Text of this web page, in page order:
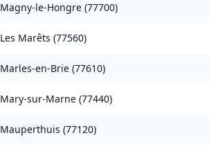
Magny-le-Hongre (77700)
Les Marêts (77560)
Marles-en-Brie (77610)
Mary-sur-Marne (77440)
Mauperthuis (77120)